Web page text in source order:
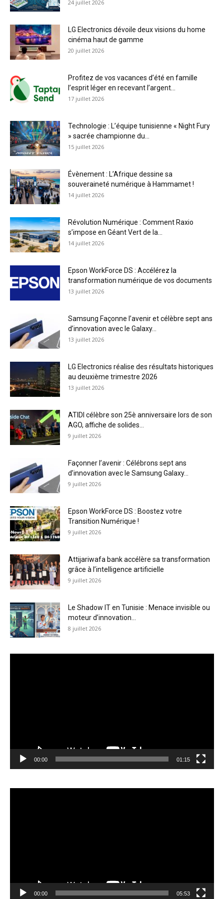
24 juillet 2026
LG Electronics dévoile deux visions du home
cinéma haut de gamme
20 juillet 2026
Profitez de vos vacances d’été en famille
l’esprit léger en recevant l’argent...
17 juillet 2026
Technologie : L’équipe tunisienne « Night Fury
» sacrée championne du...
15 juillet 2026
Évènement : L’Afrique dessine sa
souveraineté numérique à Hammamet !
14 juillet 2026
Révolution Numérique : Comment Raxio
s’impose en Géant Vert de la...
14 juillet 2026
Epson WorkForce DS : Accélérez la
transformation numérique de vos documents
13 juillet 2026
Samsung Façonne l’avenir et célèbre sept ans
d’innovation avec le Galaxy...
13 juillet 2026
LG Electronics réalise des résultats historiques
au deuxième trimestre 2026
13 juillet 2026
ATIDI célèbre son 25è anniversaire lors de son
AGO, affiche de solides...
9 juillet 2026
Façonner l’avenir : Célébrons sept ans
d’innovation avec le Samsung Galaxy...
9 juillet 2026
Epson WorkForce DS : Boostez votre
Transition Numérique !
9 juillet 2026
Attijariwafa bank accélère sa transformation
grâce à l’intelligence artificielle
9 juillet 2026
Le Shadow IT en Tunisie : Menace invisible ou
moteur d’innovation...
8 juillet 2026
00:00 01:15
00:00 05:53